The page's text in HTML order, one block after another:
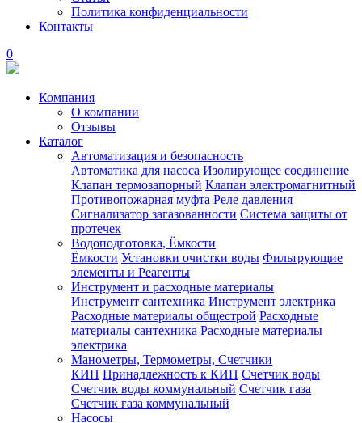
Политика конфиденциальности
Контакты
0
Компания
О компании
Отзывы
Каталог
Автоматизация и безопасность
Автоматика для насоса Изолирующее соединение
Клапан термозапорный Клапан электромагнитный
Противопожарная муфта Реле давления
Сигнализатор загазованности Система защиты от
протечек
Водоподготовка, Ёмкости
Ёмкости Установки очистки воды Фильтрующие
элементы и Реагенты
Инструмент и расходные материалы
Инструмент сантехника Инструмент электрика
Расходные материалы общестрой Расходные
материалы сантехника Расходные материалы
электрика
Манометры, Термометры, Счетчики
КИП Принадлежность к КИП Счетчик воды
Счетчик воды коммунальный Счетчик газа
Счетчик газа коммунальный
Насосы